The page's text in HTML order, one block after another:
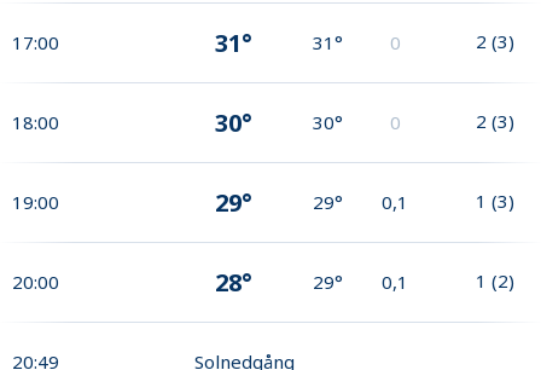
17:00 31° 31° 0 2 (3)
18:00 30° 30° 0 2 (3)
19:00 29° 29° 0,1 1 (3)
20:00 28° 29° 0,1 1 (2)
20:49 Solnedgång